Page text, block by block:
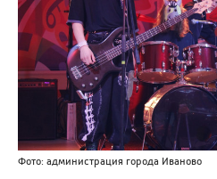
Фото: администрация города Иваново